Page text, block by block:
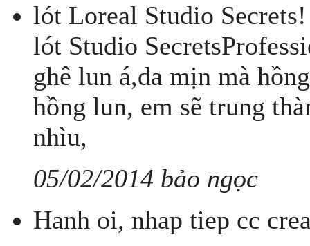
lót Loreal Studio
lót Studio
ghê lun á,da mịn mà
hồng lun, em sẽ trung
nhìu,
05/02/2014 bảo ngọc
Hanh oi, nhap tiep cc